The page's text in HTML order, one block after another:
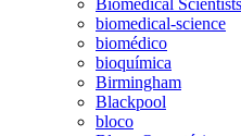
biomedical-science
biomédico
bioquímica
Birmingham
Blackpool
bloco